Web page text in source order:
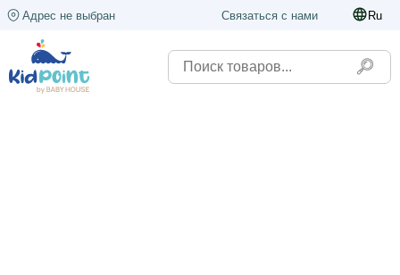
Адрес не выбран Связаться с нами Ru